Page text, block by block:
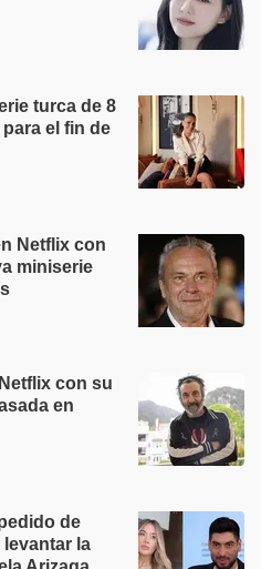
turca de 8
el fin de
Netflix con
miniserie
con su
en
de
levantar la